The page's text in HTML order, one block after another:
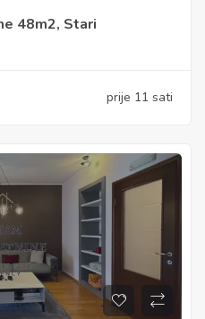
48m2, Stari
prije 11 sati